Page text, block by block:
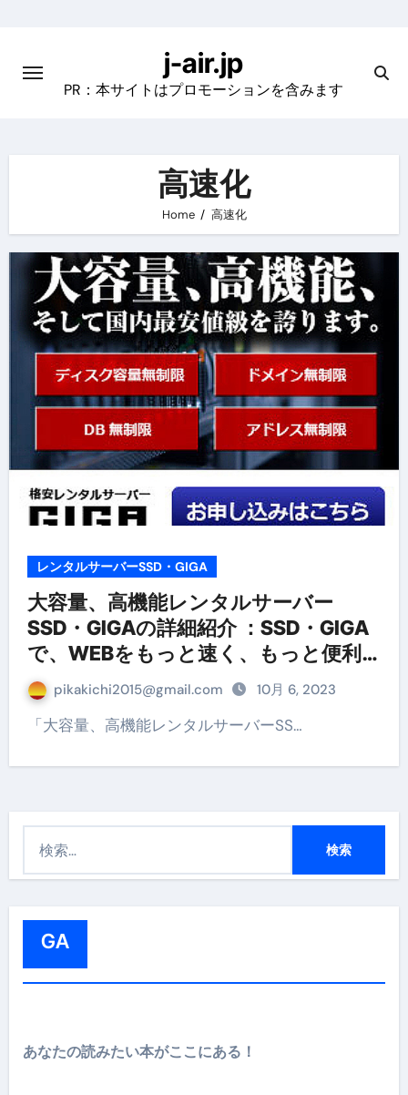
content
j-air.jp
PR：本サイトはプロモーションを含みます
高速化
Home 高速化
レンタルサーバーSSD・GIGA
大容量、高機能レンタルサーバー
SSD・GIGAの詳細紹介 ：​​SSD・GIGA
で、WEBをもっと速く、もっと便利
に！pikakichi2015@gmail.com 10月 6, 2023
「大容量、高機能レンタルサーバーSS…
GA
あなたの読みたい本がここにある！